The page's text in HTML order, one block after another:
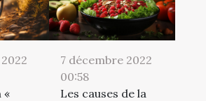
«
7 décembre 2022
00:58
Les causes de la